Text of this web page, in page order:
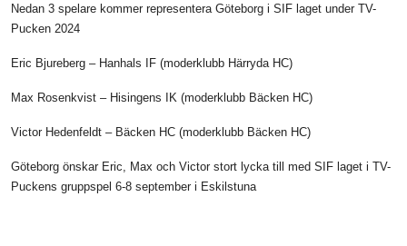
Nedan 3 spelare kommer representera Göteborg i SIF laget under TV-
Pucken 2024
Eric Bjureberg – Hanhals IF (moderklubb Härryda HC)
Max Rosenkvist – Hisingens IK (moderklubb Bäcken HC)
Victor Hedenfeldt – Bäcken HC (moderklubb Bäcken HC)
Göteborg önskar Eric, Max och Victor stort lycka till med SIF laget i TV-
Puckens gruppspel 6-8 september i Eskilstuna